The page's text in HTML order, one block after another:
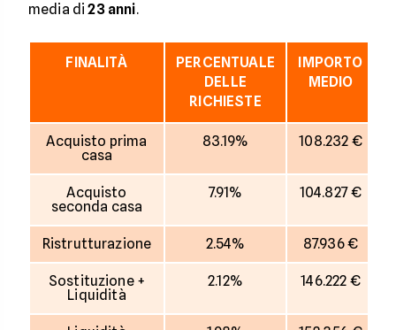
media di23 anni.
FINALITÀ
PERCENTUALE
DELLE
RICHIESTE
IMPORTO
MEDIO
Acquisto prima
casa
83.19% 108.232 €
Acquisto
seconda casa
7.91% 104.827 €
Ristrutturazione 2.54% 87.936 €
Sostituzione +
Liquidità
2.12% 146.222 €